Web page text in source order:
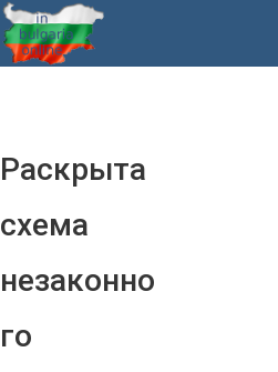
Раскрыта
схема
незаконно
го